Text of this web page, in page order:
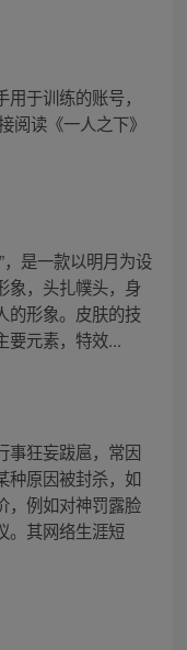
于训练的账号，
阅读《一人之下》
是一款以明月为设
象，头扎幞头，身
的形象。皮肤的技
要元素，特效...
事狂妄跋扈，常因
种原因被封杀，如
，例如对神罚露脸
。其网络生涯短